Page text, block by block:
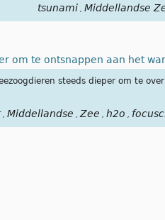
tsunami Middellandse
om te ontsnappen aan het
steeds dieper om te
Middellandse Zee h2o